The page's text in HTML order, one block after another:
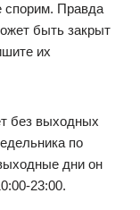
спорим. Правда
быть закрыт
их
без выходных
по
дни он
23:00.